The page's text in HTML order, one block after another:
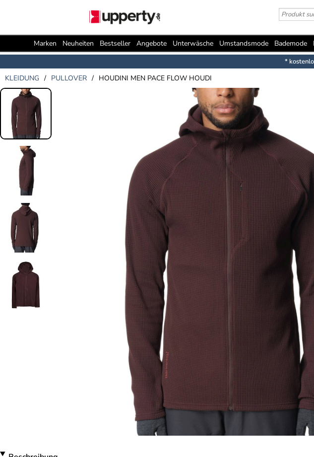
Marken Neuheiten Bestseller Angebote Unterwäsche Umstandsmode Bademode
*
KLEIDUNG / PULLOVER / HOUDINI MEN PACE FLOW HOUDI